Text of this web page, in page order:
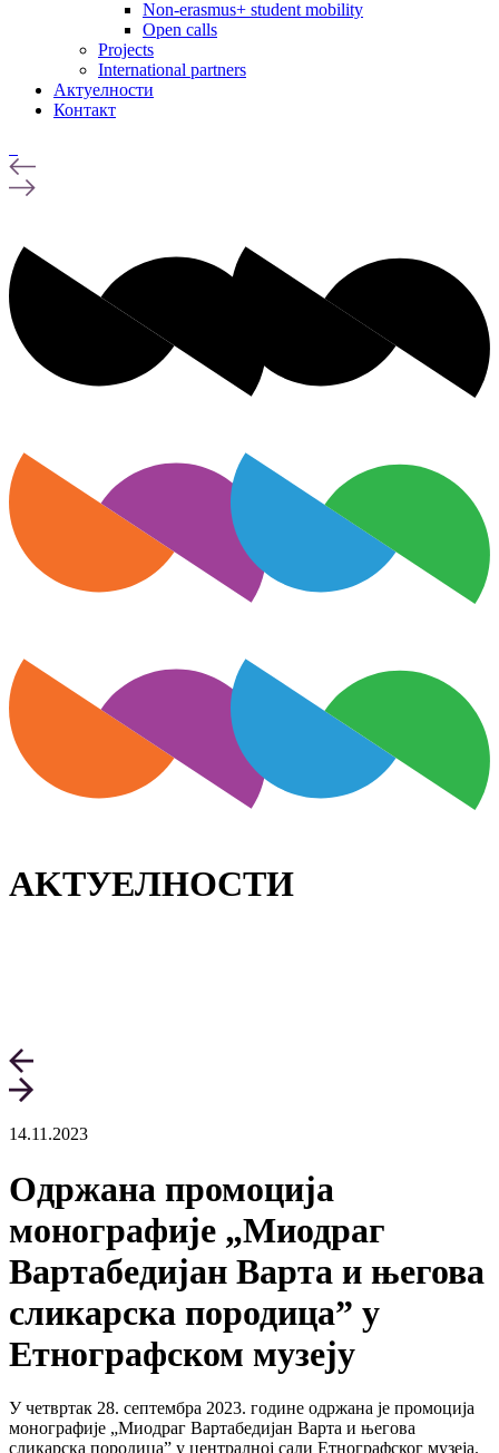
Non-erasmus+ student mobility
Open calls
Projects
International partners
Актуелности
Контакт
АKТУЕЛНОСТИ
14.11.2023
Одржана промоција
монографије „Миодраг
Вартабедијан Варта и његова
сликарска породица” у
Етнографском музеју
У четвртак 28. септембра 2023. године одржана је промоција
монографије „Миодраг Вартабедијан Варта и његова
сликарска породица” у централној сали Етнографског музеја.